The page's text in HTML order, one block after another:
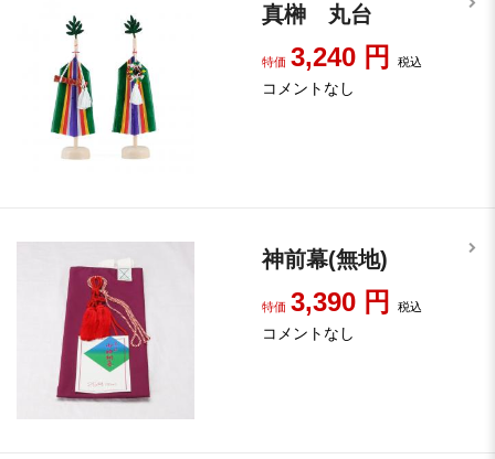
真榊 丸台
特価 3,240 円 税込
コメントなし
神前幕(無地)
特価 3,390 円 税込
コメントなし